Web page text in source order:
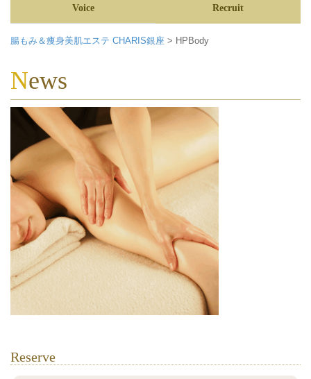
Voice Recruit
腸もみ＆痩身美肌エステ CHARIS銀座 > HPBody
News
Reserve